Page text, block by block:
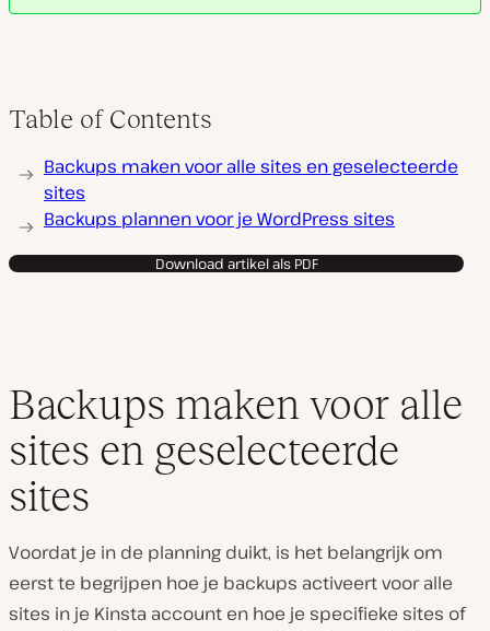
Table of Contents
Backups maken voor alle sites en geselecteerde
sites
Backups plannen voor je WordPress sites
Download artikel als PDF
Backups maken voor alle
sites en geselecteerde
sites
Voordat je in de planning duikt, is het belangrijk om
eerst te begrijpen hoe je backups activeert voor alle
sites in je Kinsta account en hoe je specifieke sites of